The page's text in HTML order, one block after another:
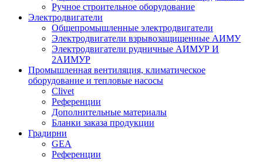
Ручное строительное оборудование
Электродвигатели
Общепромышленные электродвигатели
Электродвигатели взрывозащищенные АИМУ
Электродвигатели рудничные АИМУР И
2АИМУР
Промышленная вентиляция, климатическое
оборудование и тепловые насосы
Clivet
Референции
Дополнительные материалы
Бланки заказа продукции
Градирни
GEA
Референции